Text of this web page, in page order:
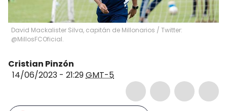
David Mackalister Silva, capitán de Millonarios / Twitter:
@MillosFCOficial.
Cristian Pinzón
14/06/2023 - 21:29GMT-5